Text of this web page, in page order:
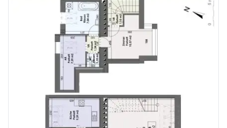
wirtschaftliches Naheverhältnis:
Zudem weisen wir, (die REM-Immobilienmakler GmbH & Co. KG), darauf hin, dass zum Abgeber ein wirtschaftliches Naheverhältnis besteht (30b Abs 1 KschG und §6 Abs. 4 MaklerG).
Alle Angaben beruhen auf Informationen des Eigentümers sowie der Hausverwaltung und sind ohne Gewähr.
Falls eine Finanzierung erforderlich ist, lassen Sie dies bitte vorab von der Bank ihres Vertrauens prüfen oder wir geben Ihnen den Kontakt zu unseren Finanzierungspartnern.
Wir weisen darauf hin, dass zwischen dem Vermittler und dem zu vermittelnden Dritten ein familiäres oder wirtschaftliches Naheverhältnis besteht.
Der Vermittler ist als Doppelmakler tätig.